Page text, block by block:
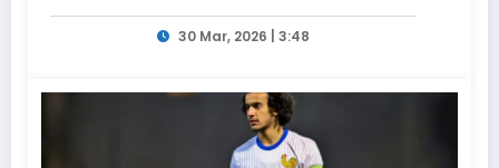
30 Mar, 2026 | 3:48